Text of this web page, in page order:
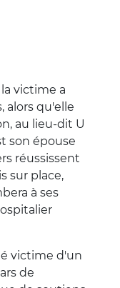
victime a
alors qu'elle
au lieu-dit U
son épouse
réussissent
sur place,
à ses
victime d'un
de